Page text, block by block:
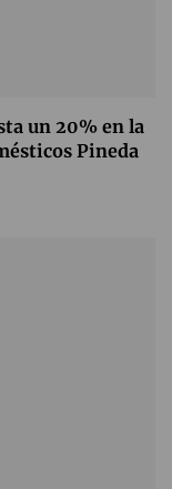
un 20% en la
Pineda